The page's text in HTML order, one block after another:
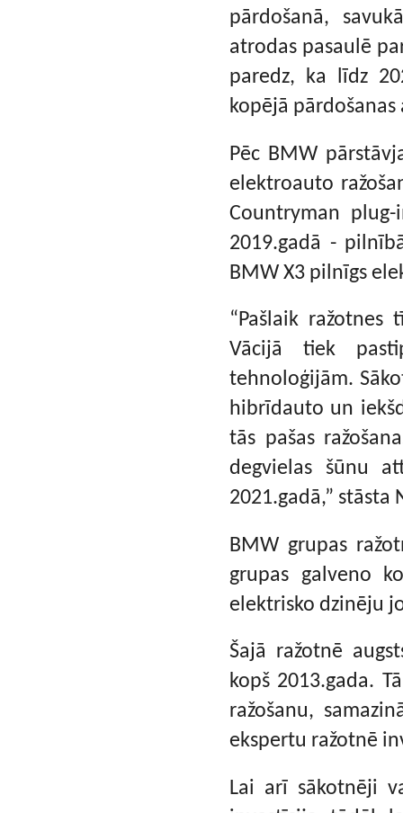
pārdošanā,
atrodas pasaulē
paredz, ka līdz
kopējā pārdošanas
Pēc BMW
elektroauto
Countryman
2019.gadā -
BMW X3 pilnīgs
“Pašlaik
Vācijā tiek
tehnoloģijām.
hibrīdauto un
tās pašas
degvielas šūnu
2021.gadā,” stāsta
BMW grupas
grupas galveno
elektrisko dzinēju
Šajā ražotnē
kopš 2013.gada.
ražošanu,
ekspertu ražotnē
Lai arī sākotnēji